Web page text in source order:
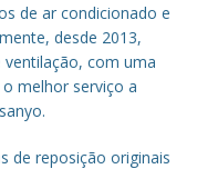
de ar condicionado e
desde 2013,
com uma
melhor serviço a
de reposição originais